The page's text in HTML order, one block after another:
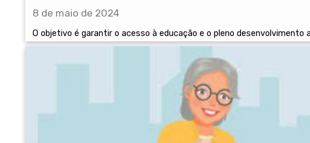
8 de maio de 2024
O objetivo é garantir o acesso à educação e o pleno desenvolvimento